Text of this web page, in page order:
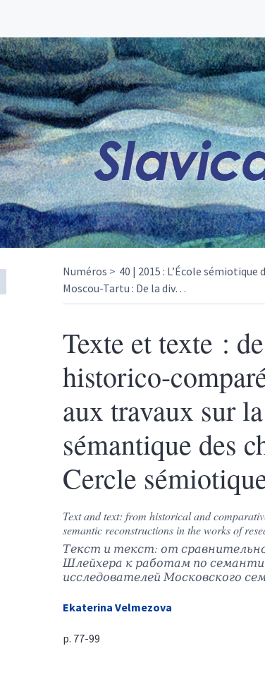
Numéros 40 | 2015 : L’École
Moscou-Tartu : De la div…
Texte et texte :
historico-
aux travaux sur
sémantique des
Cercle
Text and text: from historical and
semantic reconstructions in the works of
Текст и текст: от
Шлейхера к работам по
исследователей Московского
Ekaterina Velmezova
p. 77-99